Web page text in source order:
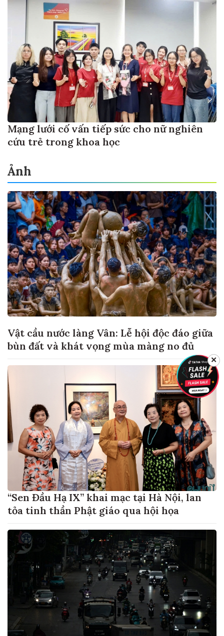
Mạng lưới cố vấn tiếp sức cho nữ nghiên
cứu trẻ trong khoa học
Ảnh
Vật cầu nước làng Vân: Lễ hội độc đáo giữa
bùn đất và khát vọng mùa màng no đủ
“Sen Đầu Hạ IX” khai mạc tại Hà Nội, lan
tỏa tinh thần Phật giáo qua hội họa
✕